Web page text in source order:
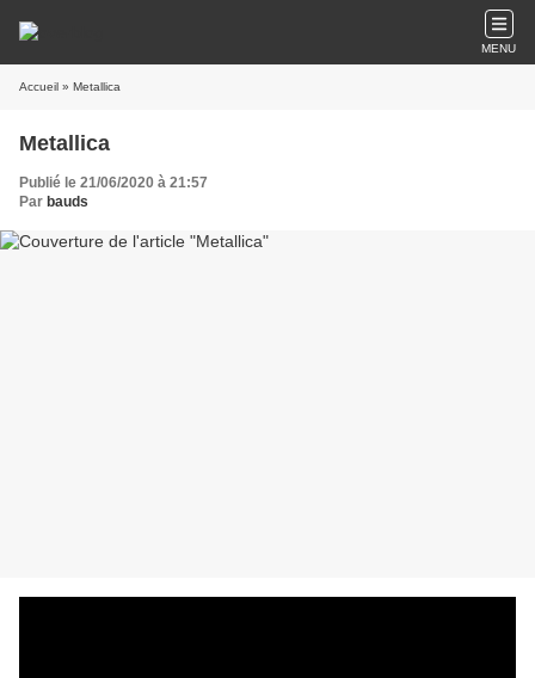
MENU
Accueil » Metallica
Metallica
Publié le 21/06/2020 à 21:57
Par bauds